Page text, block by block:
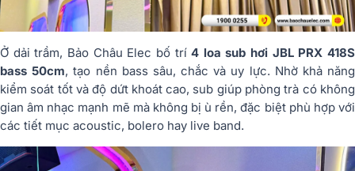
Ở dải trầm, Bảo Châu Elec bố trí4 loa sub hơi JBL PRX 418S
bass 50cm, tạo nền bass sâu, chắc và uy lực. Nhờ khả năng
kiểm soát tốt và độ dứt khoát cao, sub giúp phòng trà có không
gian âm nhạc mạnh mẽ mà không bị ù rền, đặc biệt phù hợp với
các tiết mục acoustic, bolero hay live band.